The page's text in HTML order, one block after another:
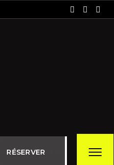
RÉSERVER